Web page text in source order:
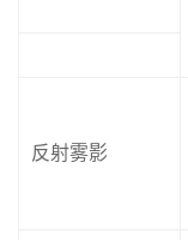
反射雾影